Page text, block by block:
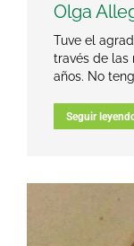
Olga
Tuve el
través de las
años. No
Seguir